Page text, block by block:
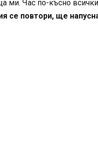
ми. Час по-късно
се повтори, ще